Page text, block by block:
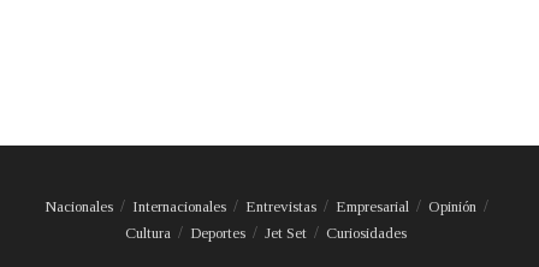
Nacionales Internacionales Entrevistas Empresarial
Opinión
Cultura
Deportes Jet Set Curiosidades